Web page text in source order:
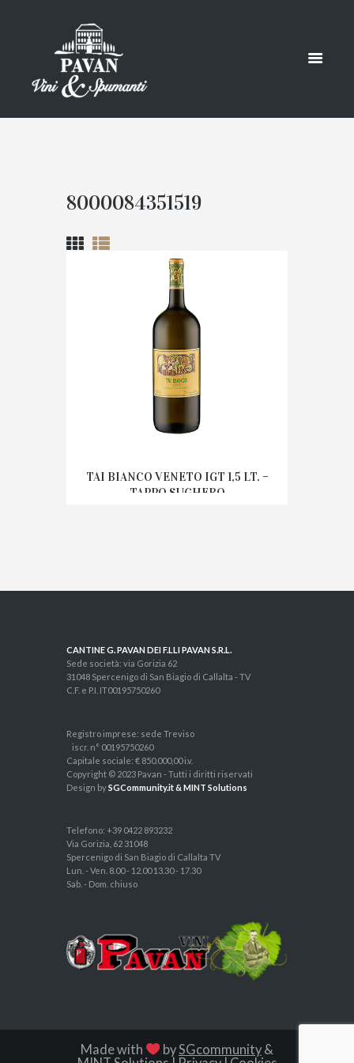
8000084351519
TAI BIANCO VENETO IGT 1,5 LT. –
TAPPO SUGHERO
CANTINE G. PAVAN DEI F.LLI PAVAN S.R.L.
Sede società: via Gorizia 62
31048 Spercenigo di San Biagio di Callalta - TV
C.F. e P.I. IT00195750260
Registro imprese: sede Treviso
iscr. n° 00195750260
Capitale sociale: € 850.000,00 i.v.
Copyright © 2023 Pavan - Tutti i diritti riservati
Design bySGCommunity.it & MINT Solutions
Telefono: +39 0422 893232
Via Gorizia, 62 31048
Spercenigo di San Biagio di Callalta TV
Lun. - Ven. 8.00 - 12.00 13.30 - 17.30
Sab. - Dom. chiuso
Made with bySGcommunity&